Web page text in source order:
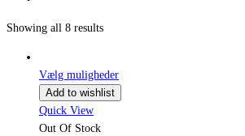
Showing all 8 results
Vælg muligheder
Add to wishlist
Quick View
Out Of Stock